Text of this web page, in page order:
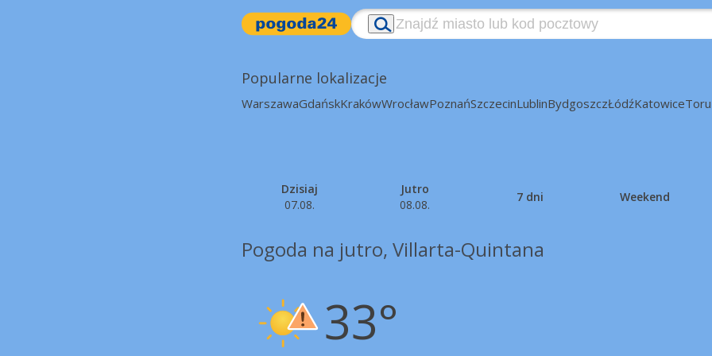
Popularne lokalizacje
WarszawaGdańskKrakówWrocławPoznańSzczecinLublinBydgoszczŁódźKatowice
Dzisiaj
07.08.
Jutro
08.08.
7 dni Weekend
Pogoda na jutro, Villarta-Quintana
33°